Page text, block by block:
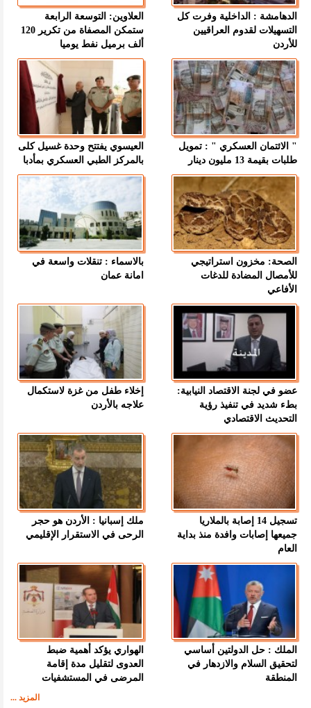
الدهامشة : الداخلية وفرت كل
التسهيلات لقدوم العراقيين
للأردن
العلاوين: التوسعة الرابعة
ستمكن المصفاة من تكرير 120
ألف برميل نفط يوميا
" الائتمان العسكري " : تمويل
طلبات بقيمة 13 مليون دينار
العيسوي يفتتح وحدة غسيل كلى
بالمركز الطبي العسكري بمأدبا
الصحة: مخزون استراتيجي
للأمصال المضادة للدغات
الأفاعي
بالاسماء : تنقلات واسعة في
امانة عمان
عضو في لجنة الاقتصاد النيابية:
بطء شديد في تنفيذ رؤية
التحديث الاقتصادي
إخلاء طفل من غزة لاستكمال
علاجه بالأردن
تسجيل 14 إصابة بالملاريا
جميعها إصابات وافدة منذ بداية
العام
ملك إسبانيا : الأردن هو حجر
الرحى في الاستقرار الإقليمي
الملك : حل الدولتين أساسي
لتحقيق السلام والازدهار في
المنطقة
الهواري يؤكد أهمية ضبط
العدوى لتقليل مدة إقامة
المرضى في المستشفيات
المزيد ...